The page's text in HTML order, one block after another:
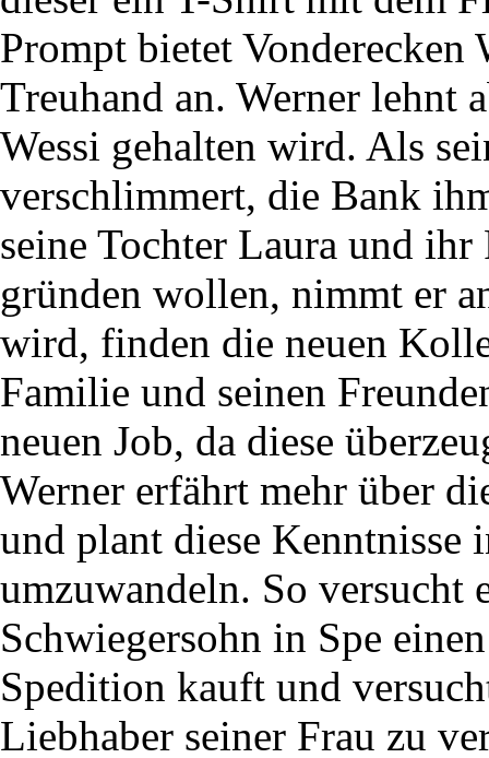
Prompt bietet Vonderecken
Treuhand an. Werner lehnt
Wessi gehalten wird. Als
verschlimmert, die Bank
seine Tochter Laura und
gründen wollen, nimmt er
wird, finden die neuen
Familie und seinen
neuen Job, da diese
Werner erfährt mehr über
und plant diese Kenntnisse
umzuwandeln. So versucht
Schwiegersohn in Spe
Spedition kauft und
Liebhaber seiner Frau zu